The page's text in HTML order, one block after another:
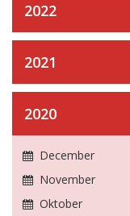
2022
2021
2020
December
November
Oktober